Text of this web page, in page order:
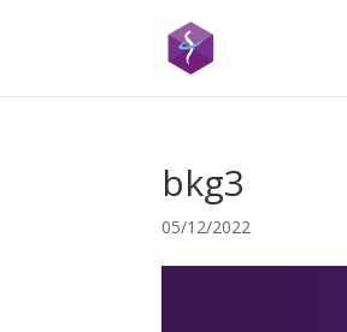
bkg3
05/12/2022